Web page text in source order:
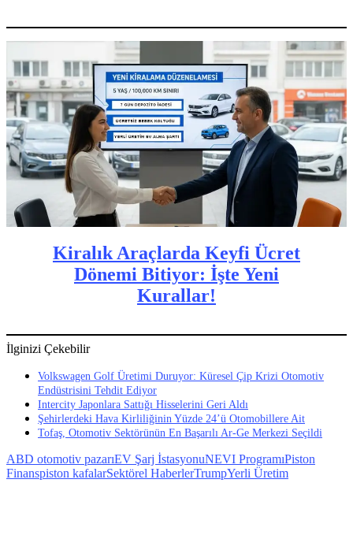
Kiralık Araçlarda Keyfi Ücret
Dönemi Bitiyor: İşte Yeni
Kurallar!
İlginizi Çekebilir
Volkswagen Golf Üretimi Duruyor: Küresel Çip Krizi Otomotiv
Endüstrisini Tehdit Ediyor
Intercity Japonlara Sattığı Hisselerini Geri Aldı
Şehirlerdeki Hava Kirliliğinin Yüzde 24’ü Otomobillere Ait
Tofaş, Otomotiv Sektörünün En Başarılı Ar-Ge Merkezi Seçildi
ABD otomotiv pazarıEV Şarj İstasyonuNEVI ProgramıPiston
Finanspiston kafalarSektörel HaberlerTrumpYerli Üretim